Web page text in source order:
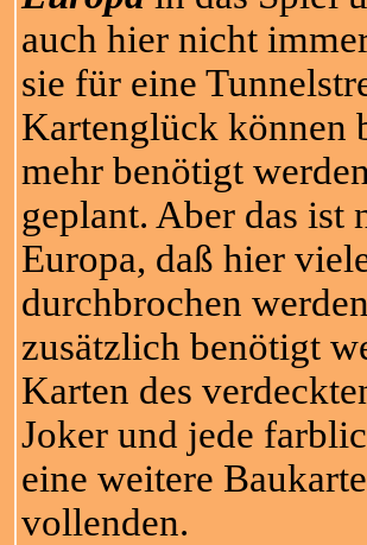
auch hier nicht
sie für eine
Kartenglück können
mehr benötigt
geplant. Aber das ist
Europa, daß hier
durchbrochen
zusätzlich benötigt
Karten des
Joker und jede
eine weitere
vollenden.